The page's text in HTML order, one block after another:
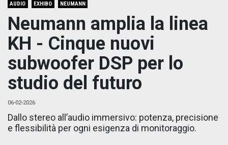
AUDIO EXHIBO NEUMANN
Neumann amplia la linea
KH - Cinque nuovi
subwoofer DSP per lo
studio del futuro
06-02-2026
Dallo stereo all’audio immersivo: potenza, precisione
e flessibilità per ogni esigenza di monitoraggio.